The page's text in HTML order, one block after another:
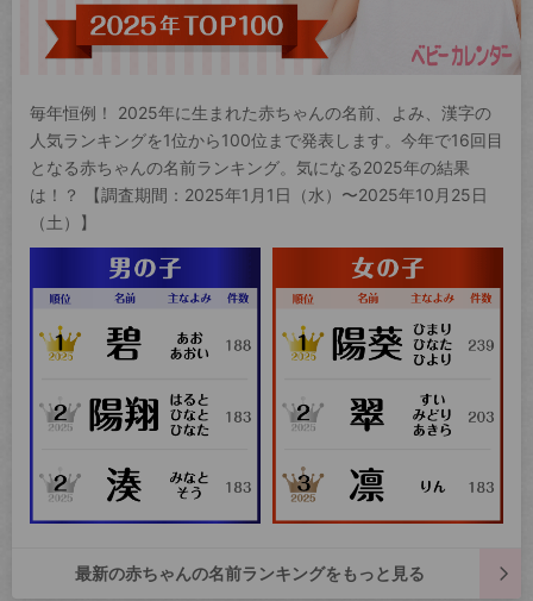
毎年恒例！ 2025年に生まれた赤ちゃんの名前、よみ、漢字の
人気ランキングを1位から100位まで発表します。今年で16回目
となる赤ちゃんの名前ランキング。気になる2025年の結果
は！？ 【調査期間：2025年1月1日（水）〜2025年10月25日
（土）】
最新の赤ちゃんの名前ランキングをもっと見る